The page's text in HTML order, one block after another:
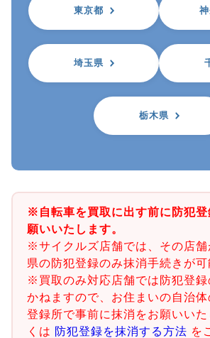
東京都
埼玉県
栃木県
※自転車を買取に出す前に防犯登
願いいたします。
※サイクルズ店舗では、その店舗
県の防犯登録のみ抹消手続きが可
※買取のみ対応店舗では防犯登録
かねますので、お住まいの自治
登録所で事前に抹消をお願いいた
くは 防犯登録を抹消する方法 を